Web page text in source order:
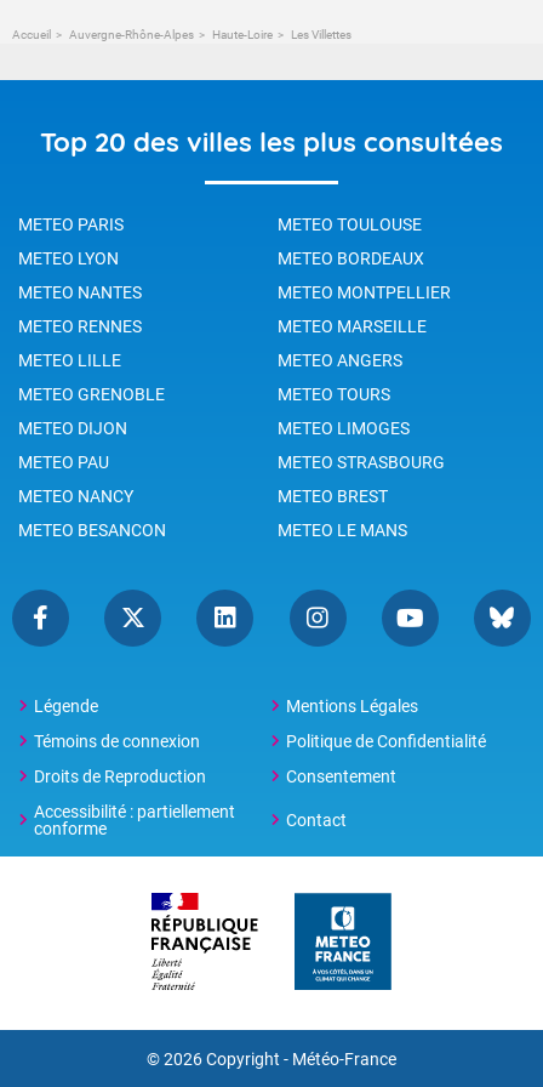
Accueil Auvergne-Rhône-Alpes Haute-Loire Les Villettes
Top 20 des villes les plus consultées
METEO PARIS
METEO TOULOUSE
METEO LYON
METEO BORDEAUX
METEO NANTES
METEO MONTPELLIER
METEO RENNES
METEO MARSEILLE
METEO LILLE
METEO ANGERS
METEO GRENOBLE
METEO TOURS
METEO DIJON
METEO LIMOGES
METEO PAU
METEO STRASBOURG
METEO NANCY
METEO BREST
METEO BESANCON
METEO LE MANS
Légende
Mentions Légales
Témoins de connexion
Politique de Confidentialité
Droits de Reproduction
Consentement
Accessibilité : partiellement
conforme
Contact
© 2026 Copyright - Météo-France